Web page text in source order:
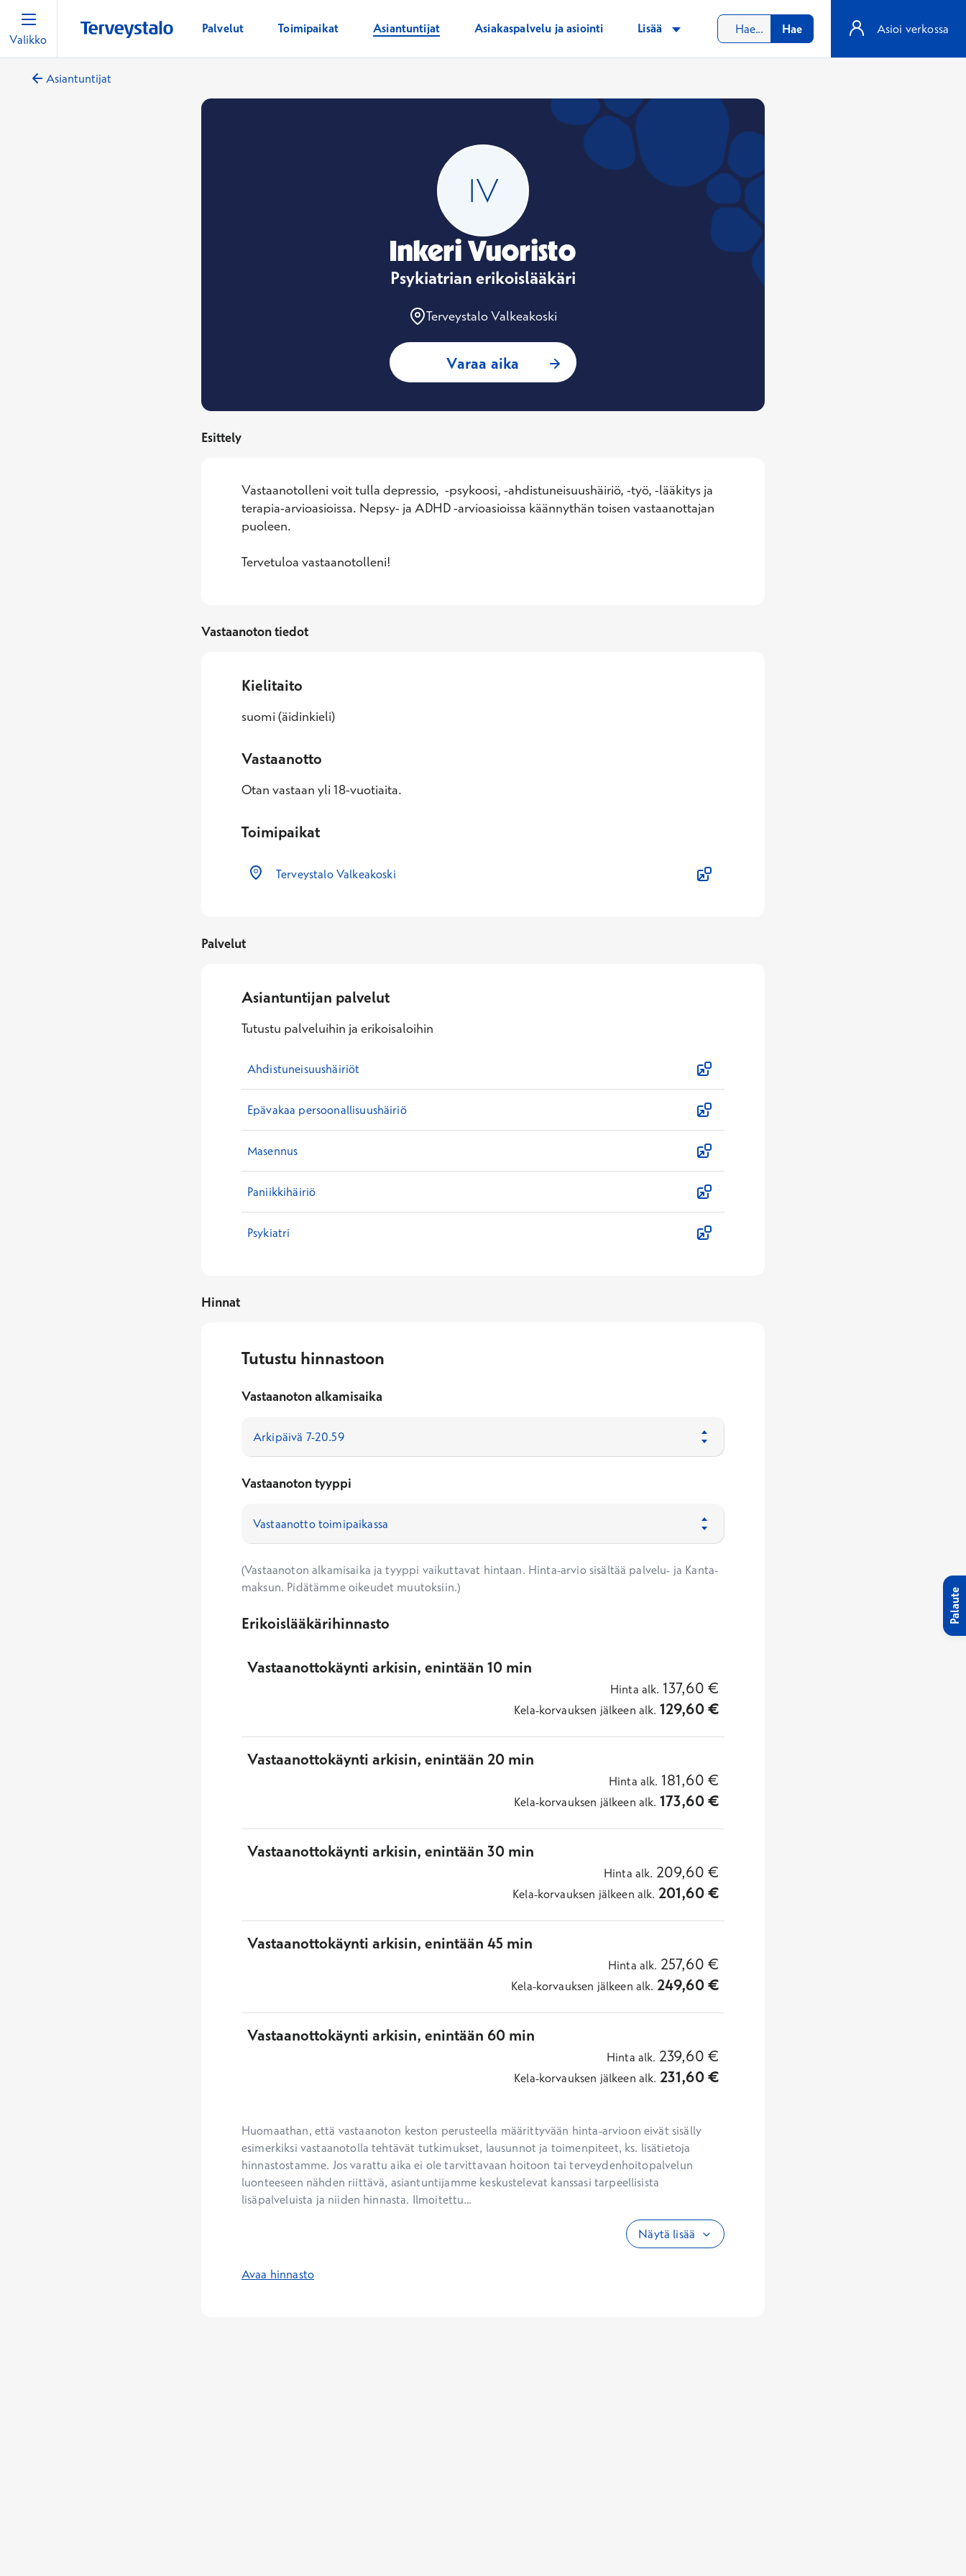
Valikko
Palvelut Toimipaikat Asiantuntijat Asiakaspalvelu ja asiointi Lisää Hae Asioi verkossa
Asiantuntijat
Inkeri Vuoristo
Psykiatrian erikoislääkäri
Terveystalo Valkeakoski
Varaa aika : Inkeri Vuoristo, Psykiatrian erikoislääkäri
Esittely
Vastaanotolleni voit tulla depressio,  -psykoosi, -ahdistuneisuushäiriö, -työ, -lääkitys ja
terapia-arvioasioissa. Nepsy- ja ADHD -arvioasioissa käännythän toisen vastaanottajan
puoleen.
Tervetuloa vastaanotolleni!
Vastaanoton tiedot
Kielitaito
suomi (äidinkieli)
Vastaanotto
Otan vastaan yli 18-vuotiaita.
Toimipaikat
Terveystalo Valkeakoski
Palvelut
Asiantuntijan palvelut
Tutustu palveluihin ja erikoisaloihin
Ahdistuneisuushäiriöt
Epävakaa persoonallisuushäiriö
Masennus
Paniikkihäiriö
Psykiatri
Hinnat
Tutustu hinnastoon
Vastaanoton alkamisaika
Vastaanoton tyyppi
(Vastaanoton alkamisaika ja tyyppi vaikuttavat hintaan. Hinta-arvio sisältää palvelu- ja Kanta-
maksun. Pidätämme oikeudet muutoksiin.)
Erikoislääkärihinnasto
Vastaanottokäynti arkisin, enintään 10 min
Hinta alk. 137,60 €
Kela-korvauksen jälkeen alk. 129,60€
Vastaanottokäynti arkisin, enintään 20 min
Hinta alk. 181,60 €
Kela-korvauksen jälkeen alk. 173,60€
Vastaanottokäynti arkisin, enintään 30 min
Hinta alk. 209,60 €
Kela-korvauksen jälkeen alk. 201,60€
Vastaanottokäynti arkisin, enintään 45 min
Hinta alk. 257,60 €
Kela-korvauksen jälkeen alk. 249,60€
Vastaanottokäynti arkisin, enintään 60 min
Hinta alk. 239,60 €
Kela-korvauksen jälkeen alk. 231,60€
Huomaathan, että vastaanoton keston perusteella määrittyvään hinta-arvioon eivät sisälly
esimerkiksi vastaanotolla tehtävät tutkimukset, lausunnot ja toimenpiteet, ks. lisätietoja
hinnastostamme. Jos varattu aika ei ole tarvittavaan hoitoon tai terveydenhoitopalvelun
luonteeseen nähden riittävä, asiantuntijamme keskustelevat kanssasi tarpeellisista
lisäpalveluista ja niiden hinnasta. Ilmoitettu...
Näytä lisää
Avaa hinnasto
Palaute